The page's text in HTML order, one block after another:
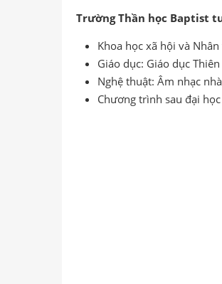
Trường Thần học Baptist
Khoa học xã hội và
Giáo dục: Giáo dục
Nghệ thuật: Âm nhạc
Chương trình sau đại